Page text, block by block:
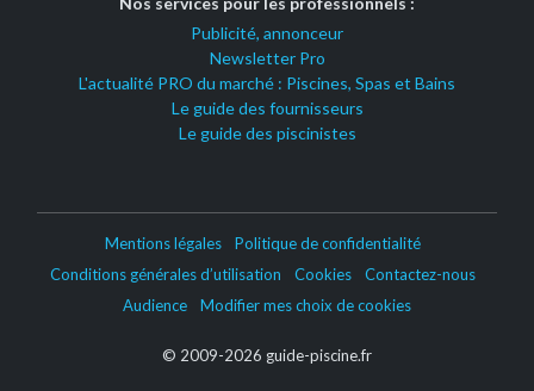
Publicité, annonceur
Newsletter Pro
L'actualité PRO du marché : Piscines, Spas et Bains
Le guide des fournisseurs
Le guide des piscinistes
Mentions légales
Politique de confidentialité
Conditions générales d’utilisation
Cookies
Contactez-nous
Audience
Modifier mes choix de cookies
© 2009-2026 guide-piscine.fr